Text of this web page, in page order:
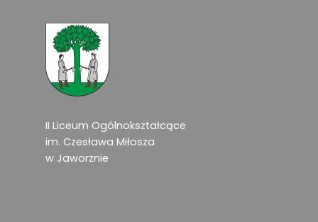
II Liceum Ogólnokształcące
im. Czesława Miłosza
w Jaworznie